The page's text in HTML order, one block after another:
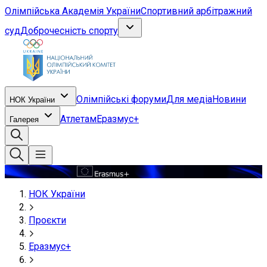
Олімпійська Академія УкраїниСпортивний арбітражний
судДоброчесність спорту
НОК України Олімпійські форумиДля медіаНовини
Галерея АтлетамЕразмус+
.
НОК України
Проєкти
Еразмус+